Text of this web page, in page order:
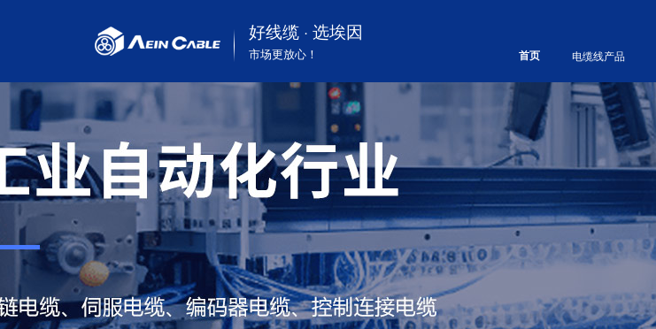
好线缆 · 选埃因
市场更放心！ 首页 电缆线产品
按标准分
UL认证美标电缆
CSA认证电缆
VDE认证电缆
CE认证欧标电缆
TUV认证德标电缆
SAA认证澳标电缆
EAC认证俄罗斯电缆
CPR认证电缆
工业及自动化机械行业
起重重工、港口机械行
煤矿及矿山机械行业
基建和建筑电缆
可再生能源行业
舞台灯光照明行业
汽车、新能源汽车行业
按类型分
CPE橡胶电缆
PU聚氨酯电缆
PVC聚乙烯电缆
TPE电线电缆
XLPE电缆线
ETFE电线电缆
硅橡胶电缆
按性能分
高温电缆
低烟无卤电缆
防火电缆
CPR阻燃电缆
耐寒防冻电缆
耐扭转电缆
可再生资源 通讯工程 石油化工
企业动态 视频专区
企业介绍 荣誉资质 企业风采